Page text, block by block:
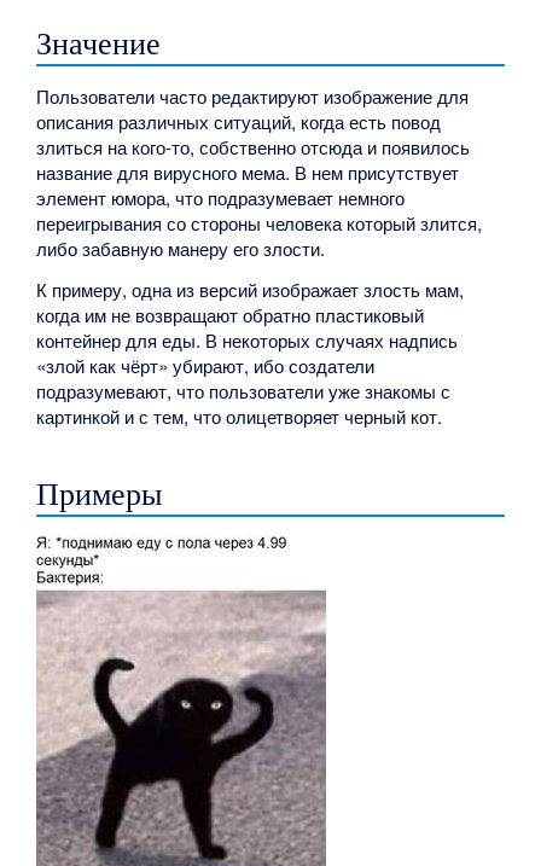
Значение
Пользователи часто редактируют изображение для
описания различных ситуаций, когда есть повод
злиться на кого-то, собственно отсюда и появилось
название для вирусного мема. В нем присутствует
элемент юмора, что подразумевает немного
переигрывания со стороны человека который злится,
либо забавную манеру его злости.
К примеру, одна из версий изображает злость мам,
когда им не возвращают обратно пластиковый
контейнер для еды. В некоторых случаях надпись
«злой как чёрт» убирают, ибо создатели
подразумевают, что пользователи уже знакомы с
картинкой и с тем, что олицетворяет черный кот.
Примеры